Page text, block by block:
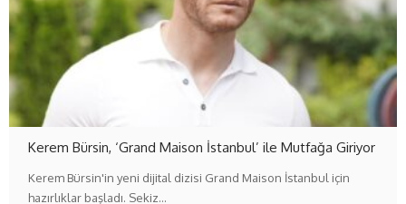
Kerem Bürsin, ‘Grand Maison İstanbul’ ile Mutfağa Giriyor
Kerem Bürsin'in yeni dijital dizisi Grand Maison İstanbul için
hazırlıklar başladı. Sekiz…